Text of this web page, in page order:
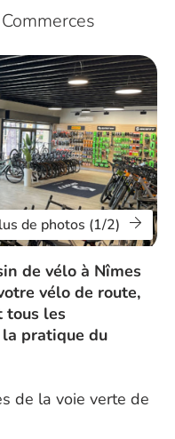
Commerces
de photos (1/2)
de vélo à Nîmes
vélo de route,
tous les
pratique du
de la voie verte de